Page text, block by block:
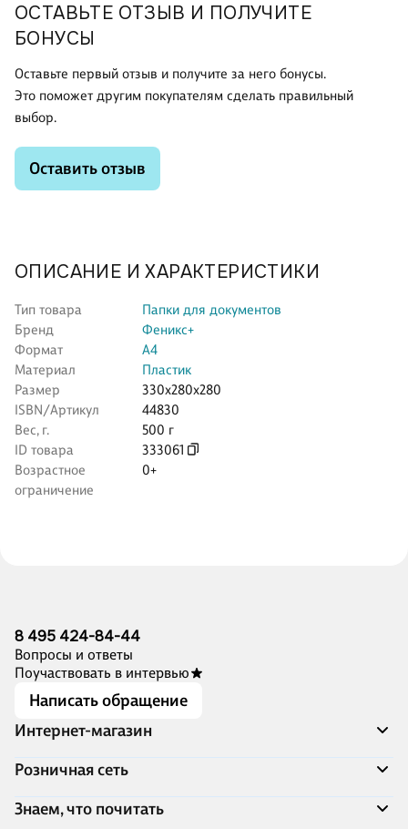
ОПИСАНИЕ И ХАРАКТЕРИСТИКИ
Тип товара
Папки для документов
Бренд
Феникс+
Формат
А4
Материал
Пластик
Размер
330x280x280
ISBN/Артикул
44830
Вес, г.
500 г
ID товара
333061
Возрастное
ограничение
0+
ОСТАВЬТЕ ОТЗЫВ И ПОЛУЧИТЕ
БОНУСЫ
Оставьте первый отзыв и получите за него бонусы.
Это поможет другим покупателям сделать правильный
выбор.
Оставить отзыв
8 495 424-84-44
Вопросы и ответы
Поучаствовать в интервью
Написать обращение
Интернет-магазин
Акции
Доставка и оплата
Программа лояльности
Розничная сеть
Адреса магазинов
Книжный Дозор
Знаем, что почитать